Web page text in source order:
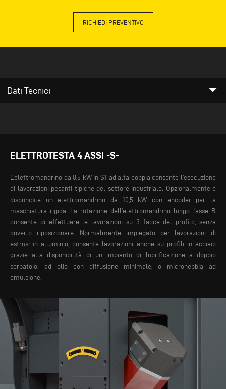
RICHIEDI PREVENTIVO
Dati Tecnici arrow_drop_down
ELETTROTESTA 4 ASSI -S-
L’elettromandrino da 8,5 kW in S1 ad alta coppia consente l’esecuzione
di lavorazioni pesanti tipiche del settore industriale. Opzionalmente è
disponibile un elettromandrino da 10,5 kW con encoder per la
maschiatura rigida. La rotazione dell’elettromandrino lungo l’asse B
consente di effettuare le lavorazioni su 3 facce del profilo, senza
doverlo riposizionare. Normalmente impiegato per lavorazioni di
estrusi in alluminio, consente lavorazioni anche su profili in acciaio
grazie alla disponibilità di un impianto di lubrificazione a doppio
serbatoio: ad olio con diffusione minimale, o micronebbia ad
emulsione.